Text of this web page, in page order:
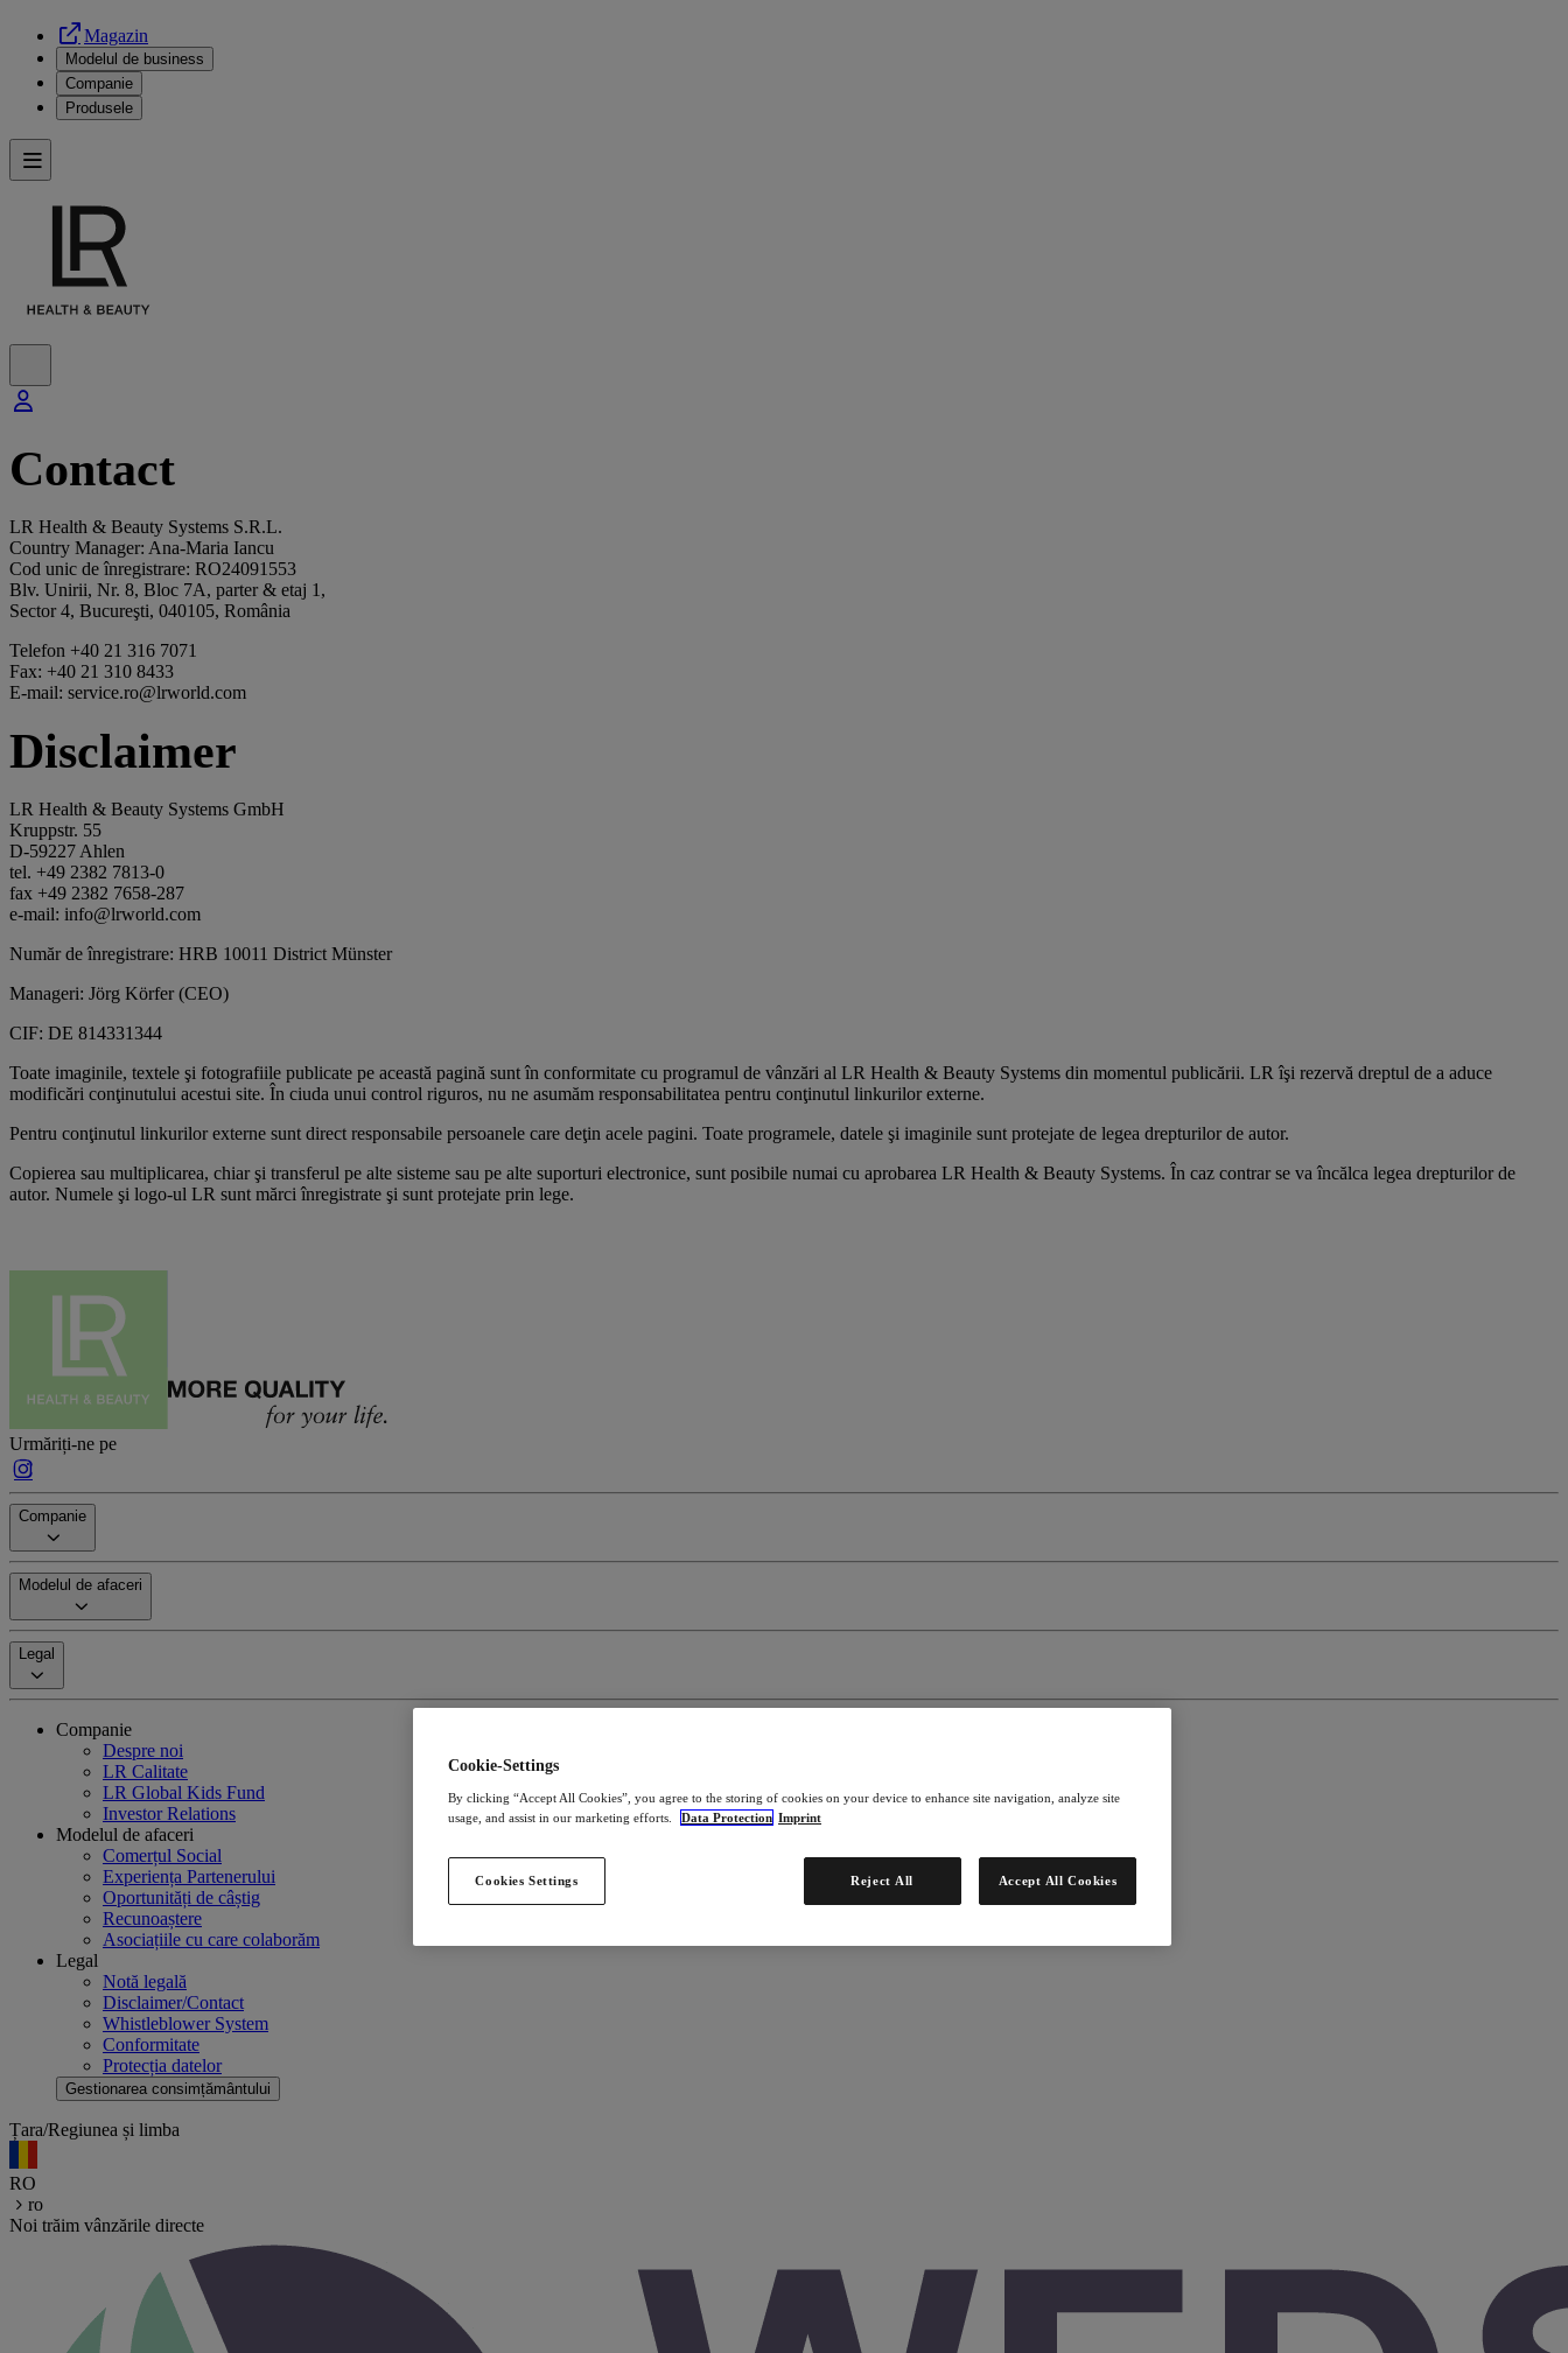
Magazin
Modelul de business
Companie
Produsele
Contact
LR Health & Beauty Systems S.R.L.
Country Manager: Ana-Maria Iancu
Cod unic de înregistrare: RO24091553
Blv. Unirii, Nr. 8, Bloc 7A, parter & etaj 1,
Sector 4, Bucureşti, 040105, România
Telefon +40 21 316 7071
Fax: +40 21 310 8433
E-mail: service.ro@lrworld.com
Disclaimer
LR Health & Beauty Systems GmbH
Kruppstr. 55
D-59227 Ahlen
tel. +49 2382 7813-0
fax +49 2382 7658-287
e-mail: info@lrworld.com
Număr de înregistrare: HRB 10011 District Münster
Manageri: Jörg Körfer (CEO)
CIF: DE 814331344
Toate imaginile, textele şi fotografiile publicate pe această pagină sunt în conformitate cu programul de vânzări al LR Health & Beauty Systems din momentul publicării. LR îşi rezervă dreptul de a aduce
modificări conţinutului acestui site. În ciuda unui control riguros, nu ne asumăm responsabilitatea pentru conţinutul linkurilor externe.
Pentru conţinutul linkurilor externe sunt direct responsabile persoanele care deţin acele pagini. Toate programele, datele şi imaginile sunt protejate de legea drepturilor de autor.
Copierea sau multiplicarea, chiar şi transferul pe alte sisteme sau pe alte suporturi electronice, sunt posibile numai cu aprobarea LR Health & Beauty Systems. În caz contrar se va încălca legea drepturilor de
autor. Numele şi logo-ul LR sunt mărci înregistrate şi sunt protejate prin lege.
Urmăriți-ne pe
Companie
Modelul de afaceri
Legal
Companie
Despre noi
LR Calitate
LR Global Kids Fund
Investor Relations
Modelul de afaceri
Comerțul Social
Experiența Partenerului
Oportunități de câștig
Recunoaștere
Asociațiile cu care colaborăm
Legal
Notă legală
Disclaimer/Contact
Whistleblower System
Conformitate
Protecția datelor
Gestionarea consimțământului
Țara/Regiunea și limba
RO
ro
Noi trăim vânzările directe
Cookie-Settings
By clicking “Accept All Cookies”, you agree to the storing of cookies on your device to enhance site navigation, analyze site
usage, and assist in our marketing efforts.
Data Protection Imprint
Cookies Settings Reject All Accept All Cookies